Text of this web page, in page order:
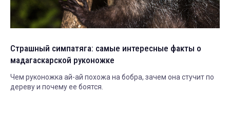
Страшный симпатяга: самые интересные факты о
мадагаскарской руконожке
Чем руконожка ай-ай похожа на бобра, зачем она стучит по
дереву и почему ее боятся.